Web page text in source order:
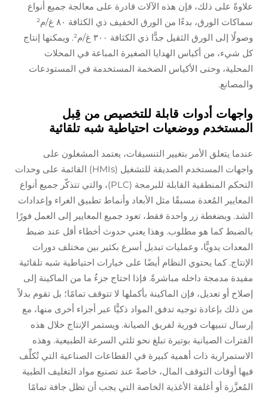
علاوةً على ذلك، فإن هذه الآلات قادرة على معالجة جميع أنواع
سماكات الورق، بدءًا من الورق الخفيف ذي الكثافة ٨٠ غ/م²
وصولًا إلى الورق الثقيل جدًّا ذي الكثافة ٣٠٠ غ/م². ويمكنها إنتاج
كل شيء، من أكياس الهدايا الصغيرة المباعة في المحلات
المحلية، وحتى الأكياس الضخمة المستخدمة في المستودعات
والمصانع.
واجهات أدوات قابلة للتخصيص من قِبل
المستخدم ووضعيات احتياطية شبه تلقائية
عندما يتعلق الأمر بتغيير التنسيقات، يعتمد المشغلون على
واجهات المستخدم الصديقة للتشغيل (HMIs) القائمة على وحدات
التحكم المنطقية القابلة للبرمجة (PLC)، والتي تتذكّر جميع أنواع
المعايير المُعدة مسبقًا مثل الأبعاد وأنماط تطبيق الغراء وإعدادات
الشد. وبضغطة زر واحدة فقط، تعود جميع المعايير إلى العمل فورًا
بالضبط كما هو مطلوب. وهذا يعني حدوث أخطاء أقل عند ضبط
المعدات يدويًّا، وعمليات تبديل أسرع بكثير بين مختلف دورات
الإنتاج. كما يحتوي النظام أيضًا على خيارات احتياطية شبه تلقائية
مفيدة مدمجة داخله مباشرةً. فإذا احتاج جزءٌ ما من الماكينة إلى
إصلاح أو تعديل، فإن الماكينة بأكملها لا تتوقف تمامًا؛ بل تقوم بدلاً
من ذلك بإعادة توجيه تدفق المواد ذكيًّا عبر أجزاء أخرى منها، مع
إرسال تنبيهات فورية لفريق الصيانة. ويستمر الإنتاج خلال هذه
الفترات الصيانية بوتيرة تبلغ نحو ثلثي السرعة الطبيعية. وهذه
الاستمرارية ذات أهمية كبيرة في القطاعات الصناعية التي تُكلِّف
فيها أوقات التوقف المال، خاصةً عند تصنيع مواد التغليف الطبية
المُعزَّزة أو أغلفة الأغذية الخاصة التي يجب أن تظل جافة تمامًا